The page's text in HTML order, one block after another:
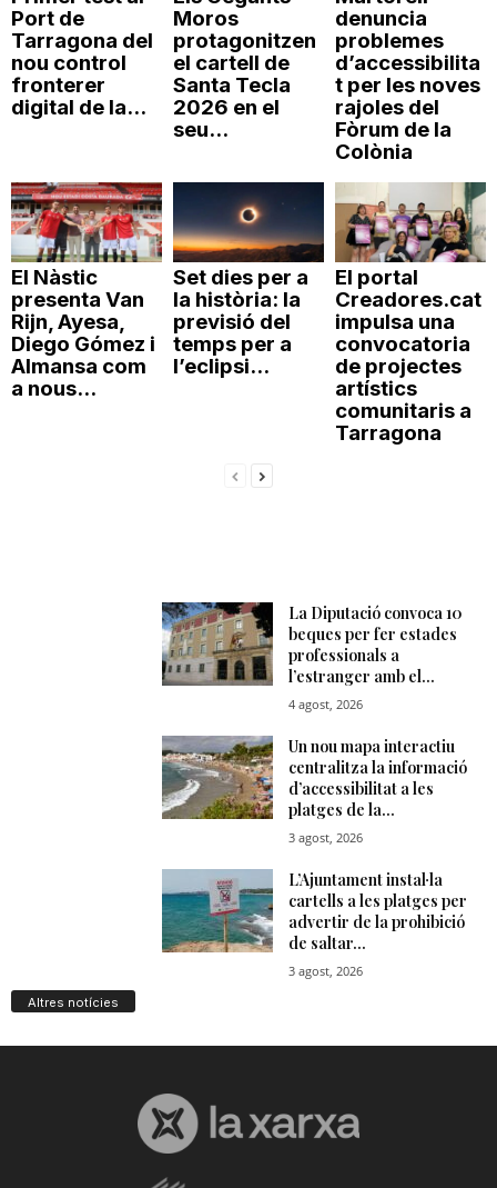
Port de
Tarragona del
nou control
fronterer
digital de la...
Moros
protagonitzen
el cartell de
Santa Tecla
2026 en el
seu...
denuncia
problemes
d’accessibilita
t per les noves
rajoles del
Fòrum de la
Colònia
El Nàstic
presenta Van
Rijn, Ayesa,
Diego Gómez i
Almansa com
a nous...
Set dies per a
la història: la
previsió del
temps per a
l’eclipsi...
El portal
Creadores.cat
impulsa una
convocatoria
de projectes
artístics
comunitaris a
Tarragona
Altres notícies